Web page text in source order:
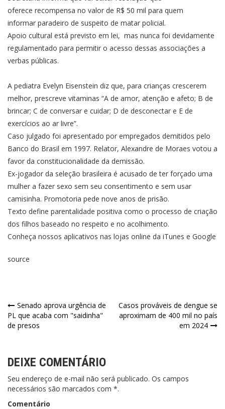
oferece recompensa no valor de R$ 50 mil para quem
informar paradeiro de suspeito de matar policial.
Apoio cultural está previsto em lei, mas nunca foi devidamente
regulamentado para permitir o acesso dessas associações a
verbas públicas.
A pediatra Evelyn Eisenstein diz que, para crianças crescerem
melhor, prescreve vitaminas “A de amor, atenção e afeto; B de
brincar; C de conversar e cuidar; D de desconectar e E de
exercícios ao ar livre”.
Caso julgado foi apresentado por empregados demitidos pelo
Banco do Brasil em 1997. Relator, Alexandre de Moraes votou a
favor da constitucionalidade da demissão.
Ex-jogador da seleção brasileira é acusado de ter forçado uma
mulher a fazer sexo sem seu consentimento e sem usar
camisinha. Promotoria pede nove anos de prisão.
Texto define parentalidade positiva como o processo de criação
dos filhos baseado no respeito e no acolhimento.
Conheça nossos aplicativos nas lojas online da iTunes e Google
source
Senado aprova urgência de
PL que acaba com "saidinha"
de presos
Casos prováveis de dengue se
aproximam de 400 mil no país
em 2024
DEIXE COMENTÁRIO
Seu endereço de e-mail não será publicado. Os campos
necessários são marcados com *.
Comentário